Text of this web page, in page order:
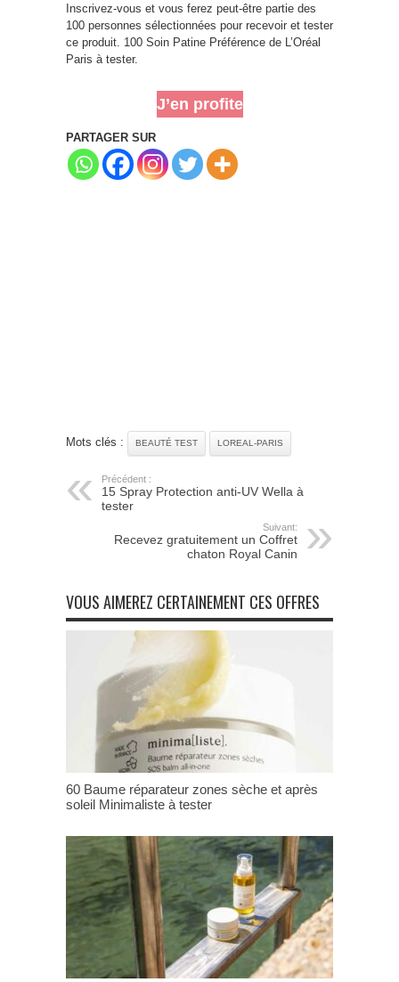
Inscrivez-vous et vous ferez peut-être partie des
100 personnes sélectionnées pour recevoir et tester
ce produit. 100 Soin Patine Préférence de L’Oréal
Paris à tester.
J’en profite
PARTAGER SUR
Mots clés : BEAUTÉ TEST LOREAL-PARIS
Précédent :
15 Spray Protection anti-UV Wella à
tester
Suivant:
Recevez gratuitement un Coffret
chaton Royal Canin
VOUS AIMEREZ CERTAINEMENT CES OFFRES
60 Baume réparateur zones sèche et après
soleil Minimaliste à tester